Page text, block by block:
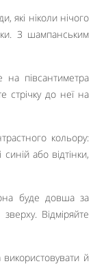
які ніколи нічого
З шампанським
на півсантиметра
стрічку до неї на
кольору:
або відтінки,
буде довша за
Відміряйте
й